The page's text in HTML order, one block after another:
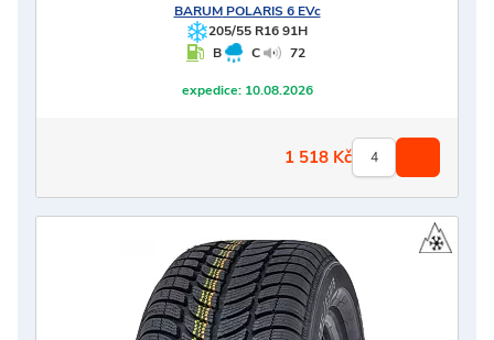
BARUMPOLARIS 6 EVc
205/55 R16 91H
B
C 72
expedice:10.08.2026
1 518 Kč